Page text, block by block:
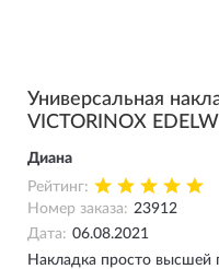
Универсальная
VICTORINOX
Диана
Рейтинг:
Номер заказа: 23912
Дата: 06.08.2021
Накладка просто высшей